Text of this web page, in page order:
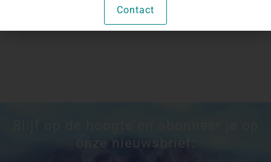
onze nieuwsbrief:
Contact